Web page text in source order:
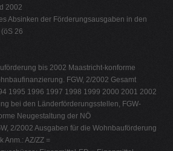
2002
Absinken der Förderungsausgaben in den
26
bis 2002 Maastricht-konforme
FGW, 2/2002 Gesamt
1995 1996 1997 1998 1999 2000 2001 2002
bei den Länderförderungsstellen, FGW-
Neugestaltung der NÖ
2/2002 Ausgaben für die Wohnbauförderung
Anm.: AZ/ZZ =